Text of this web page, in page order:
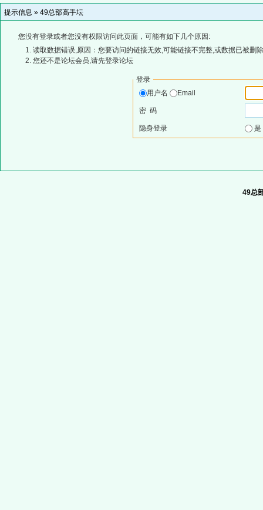
提示信息 » 49总部高手坛
您没有登录或者您没有权限访问此页面，可能有如下几个原因:
读取数据错误,原因：您要访问的链接无效,可能链接不完整,或数据已被删
您还不是论坛会员,请先登录论坛
登录
用户名
Email
密 码
隐身登录
49总